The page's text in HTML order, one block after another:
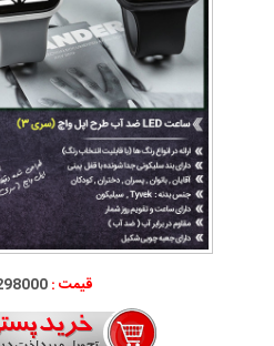
قیمت :298000